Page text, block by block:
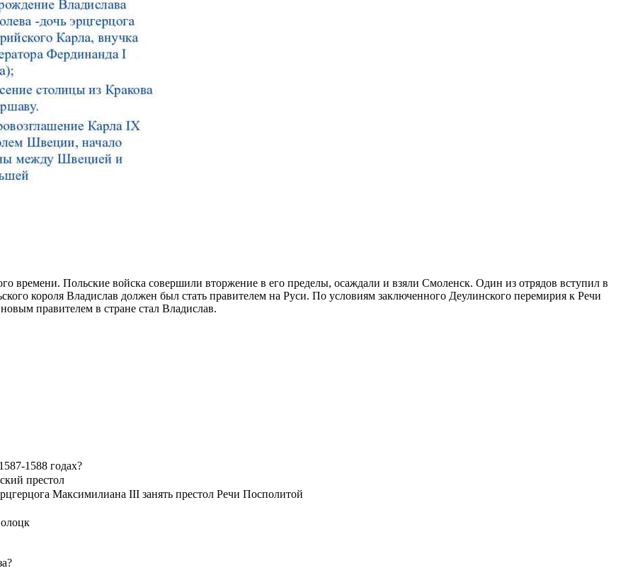
времени. Польские войска совершили вторжение в его пределы, осаждали и взяли Смоленск. Один из отрядов вступил в
короля Владислав должен был стать правителем на Руси. По условиям заключенного Деулинского перемирия к Речи
правителем в стране стал Владислав.
1588 годах?
престол
Максимилиана III занять престол Речи Посполитой